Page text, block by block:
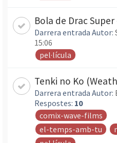
Bola de Drac
Darrera entrada Autor:
15:06
pel·lícula
Tenki no Ko
Darrera entrada Autor:
Respostes: 10
comix-wave-films
el-temps-amb-tu